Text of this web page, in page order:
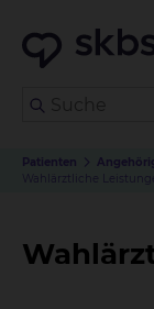
Patienten
Wahlärztliche